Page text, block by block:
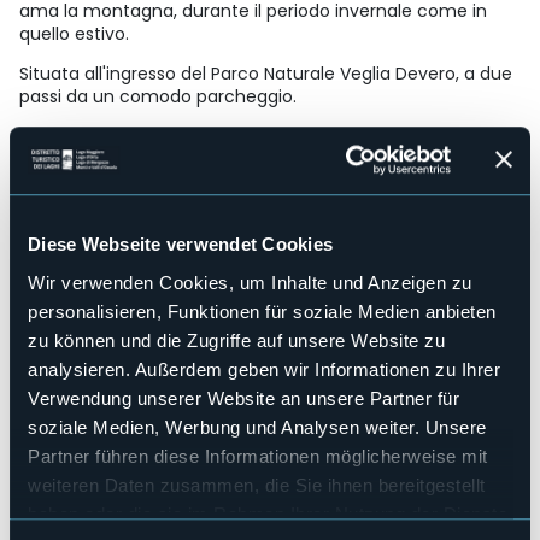
Diese Webseite verwendet Cookies
Wir verwenden Cookies, um Inhalte und Anzeigen zu
personalisieren, Funktionen für soziale Medien anbieten
zu können und die Zugriffe auf unsere Website zu
analysieren. Außerdem geben wir Informationen zu Ihrer
Verwendung unserer Website an unsere Partner für
soziale Medien, Werbung und Analysen weiter. Unsere
Partner führen diese Informationen möglicherweise mit
weiteren Daten zusammen, die Sie ihnen bereitgestellt
haben oder die sie im Rahmen Ihrer Nutzung der Dienste
ama la montagna, durante il periodo invernale come in
quello estivo.
Situata all'ingresso del Parco Naturale Veglia Devero, a due
passi da un comodo parcheggio.
Punto ideale per iniziare escursioni in montagna e per
raggiungere le piste da sci.
Wellness
Kongresshalle
No
No
Haustiere erlaubt
Sì
Anzahl der Zimmer
Anzahl der Betten